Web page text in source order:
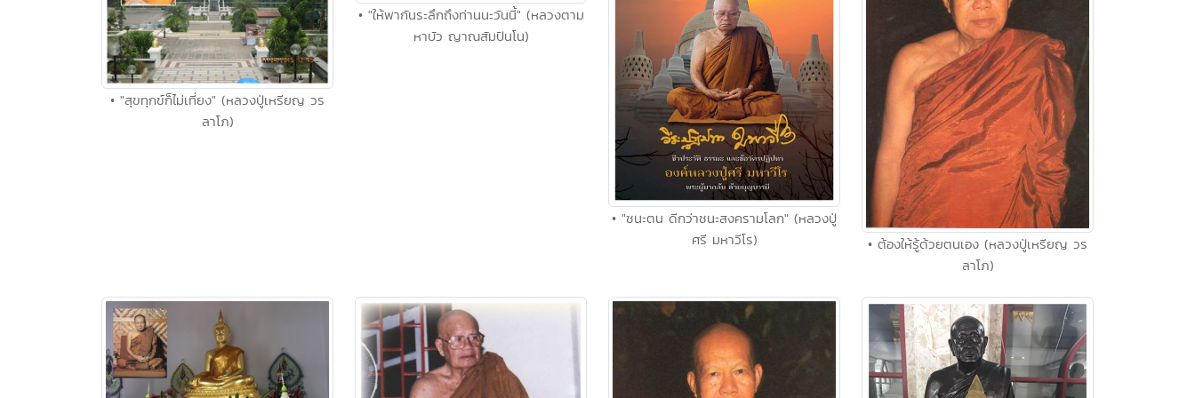
• "สุขทุกข์ก็ไม่เที่ยง" (หลวงปู่เหรียญ วร
ลาโภ)
• "ให้พากันระลึกถึงท่านนะวันนี้" (หลวงตาม
หาบัว ญาณสัมปันโน)
• "ชนะตน ดีกว่าชนะสงครามโลก" (หลวงปู่
ศรี มหาวีโร)
• ต้องให้รู้ด้วยตนเอง (หลวงปู่เหรียญ วร
ลาโภ)